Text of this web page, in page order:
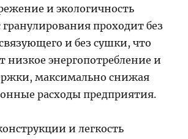
и экологичность
гранулирования проходит без
и без сушки, что
низкое энергопотребление и
максимально снижая
расходы предприятия.
и легкость